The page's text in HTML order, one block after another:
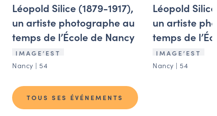
Léopold Silice (1879-1917),
un artiste photographe au
temps de l’École de Nancy
IMAGE’EST
Nancy | 54
Léopold
un artiste
temps de
IMAGE’EST
Nancy | 54
TOUS SES ÉVÉNEMENTS